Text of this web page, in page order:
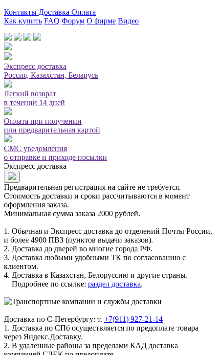
Контакты Доставка Оплата
Как купить FAQ Форум О фирме Видео
Экспресс доставка
Россия, Казахстан, Беларусь
Легкий возврат
в течении 14 дней
Оплата при получении
или предварительная картой
СМС уведомления
о отправке и приходе посылки
Экспресс доставка
Предварительная регистрация на сайте не требуется.
Стоимость доставки и сроки рассчитываются в момент
оформления заказа.
Минимальная сумма заказа 2000 рублей.
1. Обычная и Экспресс доставка до отделений Почты России,
и более 4900 ПВЗ (пунктов выдачи заказов).
2. Доставка до дверей во многие города РФ.
3. Доставка любыми удобными ТК по согласованию с
клиентом.
4. Доставка в Казахстан, Белоруссию и другие страны.
Подробнее по ссылке: раздел доставка.
Доставка по С-Петербургу: т. +7(911) 927-21-14
1. Доставка по СПб осуществляется по предоплате товара
через Яндекс.Доставку.
2. В удаленные районы за пределами КАД доставка